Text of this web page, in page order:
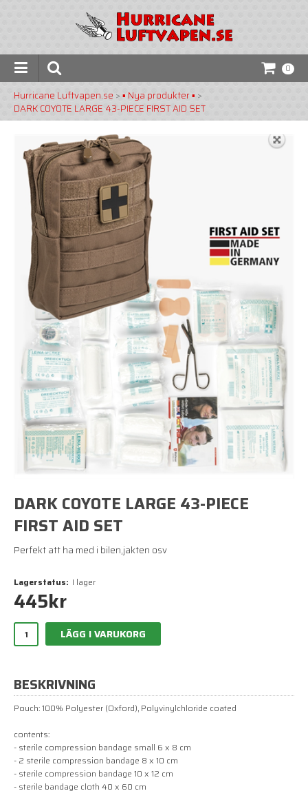
0
Hurricane Luftvapen.se >▪️ Nya produkter ▪️ >
DARK COYOTE LARGE 43-PIECE FIRST AID SET
DARK COYOTE LARGE 43-PIECE
FIRST AID SET
Perfekt att ha med i bilen,jakten osv
Lagerstatus: I lager
445kr
LÄGG I VARUKORG
BESKRIVNING
Pouch: 100% Polyester (Oxford), Polyvinylchloride coated
contents:
- sterile compression bandage small 6 x 8 cm
- 2 sterile compression bandage 8 x 10 cm
- sterile compression bandage 10 x 12 cm
- sterile bandage cloth 40 x 60 cm